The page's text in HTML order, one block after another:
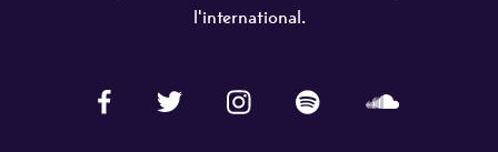
l'international.